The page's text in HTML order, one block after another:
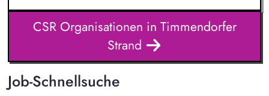
CSR Organisationen in Timmendorfer
Strand
Job-Schnellsuche